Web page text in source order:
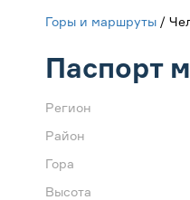
Горы и маршруты /
Паспорт
Регион
Район
Гора
Высота